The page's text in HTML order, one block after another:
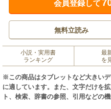
会員登録して
無料立読み
小説・実用書
ランキング
最
を
※この商品はタブレットなど大きい
に適しています。また、文字だけを
ト、検索、辞書の参照、引用などの